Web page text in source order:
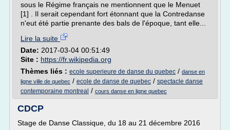
sous le Régime français ne mentionnent que le Menuet
[1] . Il serait cependant fort étonnant que la Contredanse
n'eut été partie prenante des bals de l'époque, tant elle...
Lire la suite
Date: 2017-03-04 00:51:49
Site : https://fr.wikipedia.org
Thèmes liés : ecole superieure de danse du quebec / danse en
ligne ville de quebec / ecole de danse de quebec / spectacle danse
contemporaine montreal / cours danse en ligne quebec
CDCP
Stage de Danse Classique, du 18 au 21 décembre 2016